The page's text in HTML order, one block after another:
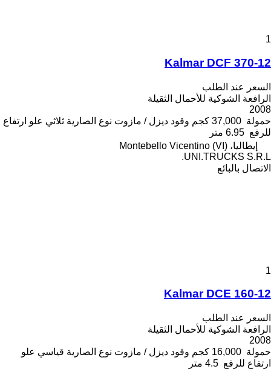
1
Kalmar DCF 370-12
السعر عند الطلب
الرافعة الشوكية للأحمال الثقيلة
2008
حمولة 37,000 كجم وقود ديزل / مازوت نوع الصارية ثلاثي علو ارتفاع
للرفع 6.95 متر
إيطاليا، Montebello Vicentino (VI)
UNI.TRUCKS S.R.L.
الاتصال بالبائع
1
Kalmar DCE 160-12
السعر عند الطلب
الرافعة الشوكية للأحمال الثقيلة
2008
حمولة 16,000 كجم وقود ديزل / مازوت نوع الصارية قياسي علو
ارتفاع للرفع 4.5 متر